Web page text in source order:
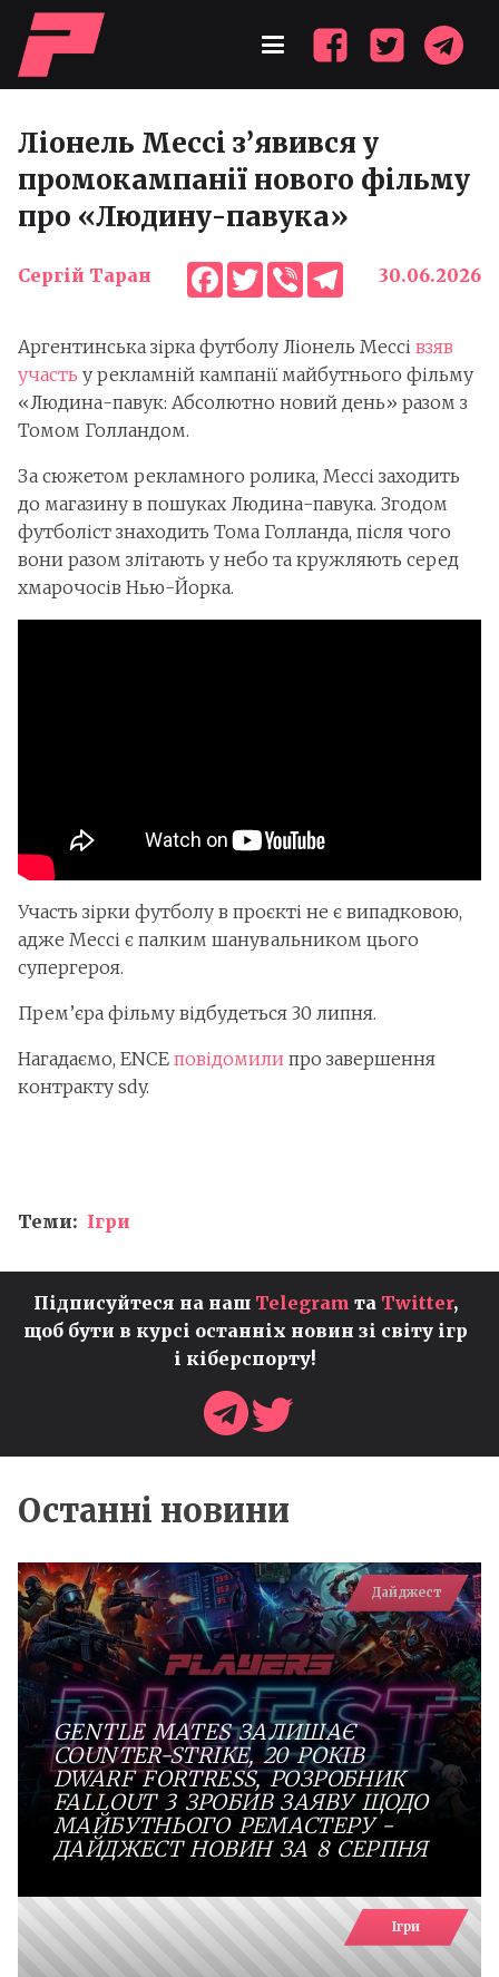
Ліонель Мессі з’явився у
промокампанії нового фільму
про «Людину-павука»
Сергій Таран Facebook
TwitterViber Telegram
30.06.2026
Аргентинська зірка футболу Ліонель Мессі взяв
участь у рекламній кампанії майбутнього фільму
«Людина-павук: Абсолютно новий день» разом з
Томом Голландом.
За сюжетом рекламного ролика, Мессі заходить
до магазину в пошуках Людина-павука. Згодом
футболіст знаходить Тома Голланда, після чого
вони разом злітають у небо та кружляють серед
хмарочосів Нью-Йорка.
Участь зірки футболу в проєкті не є випадковою,
адже Мессі є палким шанувальником цього
супергероя.
Прем’єра фільму відбудеться 30 липня.
Нагадаємо, ENCE повідомили про завершення
контракту sdy.
Теми: Ігри
Підписуйтеся на наш Telegram та Twitter,
щоб бути в курсі останніх новин зі світу ігр
і кіберспорту!
Останні новини
Дайджест
GENTLE MATES ЗАЛИШАЄ
COUNTER-STRIKE, 20 РОКІВ
DWARF FORTRESS, РОЗРОБНИК
FALLOUT 3 ЗРОБИВ ЗАЯВУ ЩОДО
МАЙБУТНЬОГО РЕМАСТЕРУ -
ДАЙДЖЕСТ НОВИН ЗА 8 СЕРПНЯ
Ігри